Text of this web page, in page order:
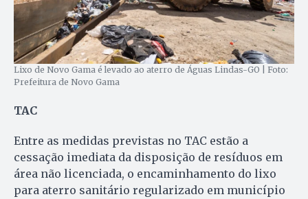
Lixo de Novo Gama é levado ao aterro de Águas Lindas-GO | Foto:
Prefeitura de Novo Gama
TAC
Entre as medidas previstas no TAC estão a
cessação imediata da disposição de resíduos em
área não licenciada, o encaminhamento do lixo
para aterro sanitário regularizado em município